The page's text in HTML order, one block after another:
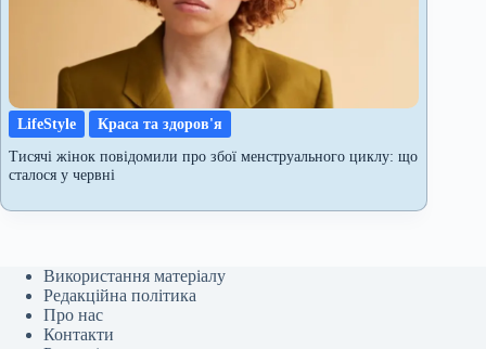
LifeStyle
Краса та здоров'я
Тисячі жінок повідомили про збої менструального циклу: що
сталося у червні
Використання матеріалу
Редакційна політика
Про нас
Контакти